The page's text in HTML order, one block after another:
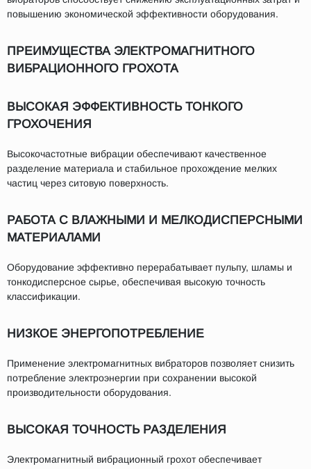
повышению экономической эффективности оборудования.
ПРЕИМУЩЕСТВА ЭЛЕКТРОМАГНИТНОГО
ВИБРАЦИОННОГО ГРОХОТА
ВЫСОКАЯ ЭФФЕКТИВНОСТЬ ТОНКОГО
ГРОХОЧЕНИЯ
Высокочастотные вибрации обеспечивают качественное
разделение материала и стабильное прохождение мелких
частиц через ситовую поверхность.
РАБОТА С ВЛАЖНЫМИ И МЕЛКОДИСПЕРСНЫМИ
МАТЕРИАЛАМИ
Оборудование эффективно перерабатывает пульпу, шламы и
тонкодисперсное сырье, обеспечивая высокую точность
классификации.
НИЗКОЕ ЭНЕРГОПОТРЕБЛЕНИЕ
Применение электромагнитных вибраторов позволяет снизить
потребление электроэнергии при сохранении высокой
производительности оборудования.
ВЫСОКАЯ ТОЧНОСТЬ РАЗДЕЛЕНИЯ
Электромагнитный вибрационный грохот обеспечивает